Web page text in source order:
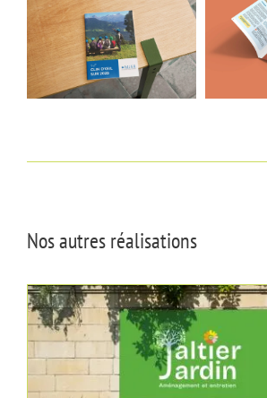
Nos autres réalisations
Jaltier Jardin